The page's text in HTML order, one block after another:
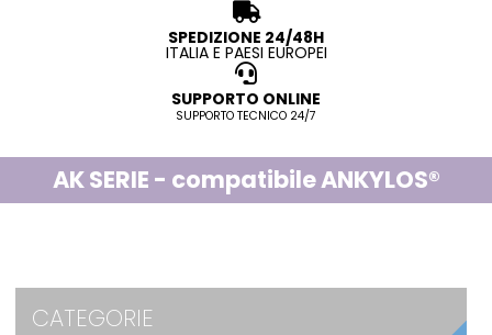
SPEDIZIONE 24/48H
ITALIA E PAESI EUROPEI
SUPPORTO ONLINE
SUPPORTO TECNICO 24/7
AK SERIE - compatibile ANKYLOS®
CATEGORIE